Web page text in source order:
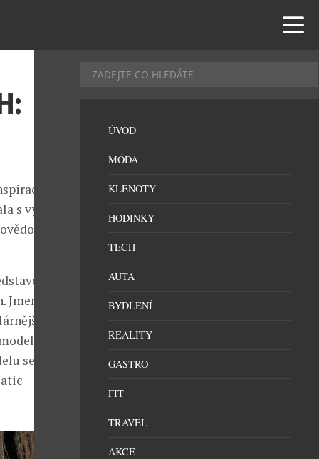
s výrobou
se
se
ÚVOD
MÓDA
KLENOTY
HODINKY
TECH
AUTA
BYDLENÍ
REALITY
GASTRO
FIT
TRAVEL
AKCE